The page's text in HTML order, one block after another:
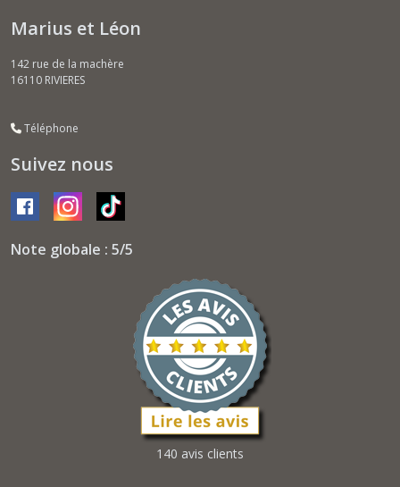
Marius et Léon
142 rue de la machère
16110 RIVIERES
Téléphone
Suivez nous
Note globale : 5/5
140 avis clients